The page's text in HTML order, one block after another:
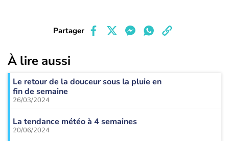
Partager
À lire aussi
Le retour de la douceur sous la pluie en
fin de semaine
26/03/2024
La tendance météo à 4 semaines
20/06/2024